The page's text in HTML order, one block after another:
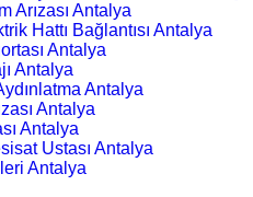
Arızası Antalya
Hattı Bağlantısı Antalya
Antalya
Antalya
Antalya
Antalya
Antalya
Ustası Antalya
Antalya